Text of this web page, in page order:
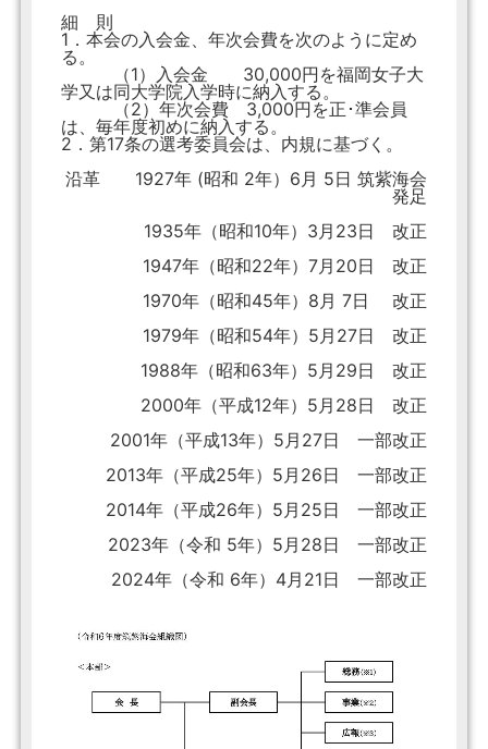
細 則
1．本会の入会金、年次会費を次のように定め
る。
（1）入会金 30,000円を福岡女子大
学又は同大学院入学時に納入する。
（2）年次会費 3,000円を正･準会員
は、毎年度初めに納入する。
2．第17条の選考委員会は、内規に基づく。
沿革 1927年 (昭和 2年）6月 5日 筑紫海会
発足
1935年（昭和10年）3月23日 改正
1947年（昭和22年）7月20日 改正
1970年（昭和45年）8月 7日 改正
1979年（昭和54年）5月27日 改正
1988年（昭和63年）5月29日 改正
2000年（平成12年）5月28日 改正
2001年（平成13年）5月27日 一部改正
2013年（平成25年）5月26日 一部改正
2014年（平成26年）5月25日 一部改正
2023年（令和 5年）5月28日 一部改正
2024年（令和 6年）4月21日 一部改正